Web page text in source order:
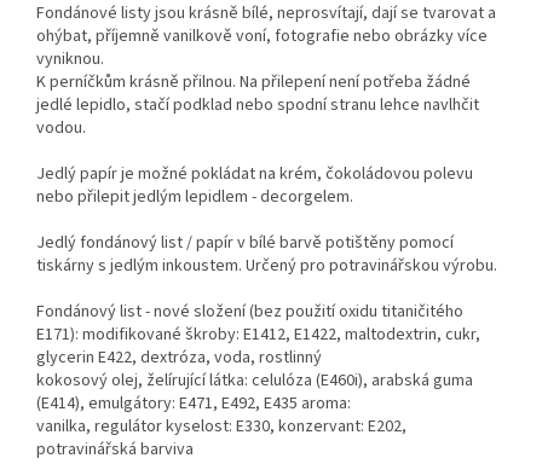
Fondánové listy jsou krásně bílé, neprosvítají, dají se tvarovat a
ohýbat, příjemně vanilkově voní, fotografie nebo obrázky více
vyniknou.
K perníčkům krásně přilnou. Na přilepení není potřeba žádné
jedlé lepidlo, stačí podklad nebo spodní stranu lehce navlhčit
vodou.
Jedlý papír je možné pokládat na krém, čokoládovou polevu
nebo přilepit jedlým lepidlem - decorgelem.
Jedlý fondánový list / papír v bílé barvě potištěny pomocí
tiskárny s jedlým inkoustem. Určený pro potravinářskou výrobu.
Fondánový list - nové složení (bez použití oxidu titaničitého
E171): modifikované škroby: E1412, E1422, maltodextrin, cukr,
glycerin E422, dextróza, voda, rostlinný
kokosový olej, želírující látka: celulóza (E460i), arabská guma
(E414), emulgátory: E471, E492, E435 aroma:
vanilka, regulátor kyselost: E330, konzervant: E202,
potravinářská barviva